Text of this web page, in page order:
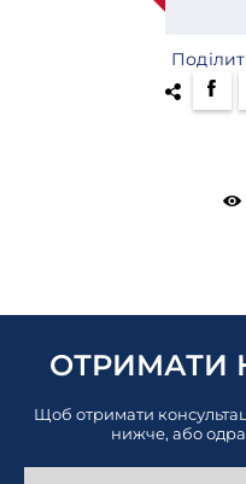
ОТРИМАТИ
Щоб отримати
нижче, або